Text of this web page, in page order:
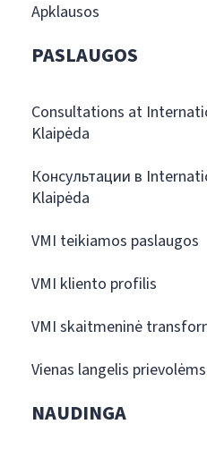
Apklausos
PASLAUGOS
Consultations at
Klaipėda
Консультации в
Klaipėda
VMI teikiamos paslaugos
VMI kliento profilis
VMI skaitmeninė
Vienas langelis
NAUDINGA